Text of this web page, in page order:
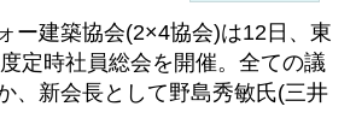
ー建築協会(2×4協会)は12日、東
定時社員総会を開催。全ての議
、新会長として野島秀敏氏(三井